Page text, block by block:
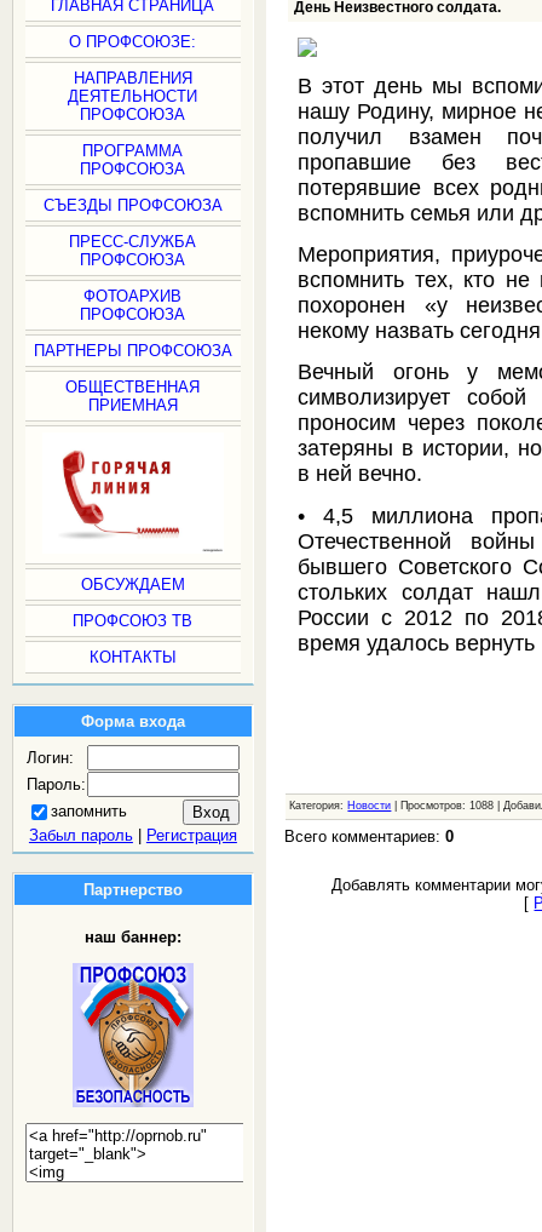
ГЛАВНАЯ СТРАНИЦА
О ПРОФСОЮЗЕ:
НАПРАВЛЕНИЯ
ДЕЯТЕЛЬНОСТИ
ПРОФСОЮЗА
ПРОГРАММА
ПРОФСОЮЗА
СЪЕЗДЫ ПРОФСОЮЗА
ПРЕСС-СЛУЖБА
ПРОФСОЮЗА
ФОТОАРХИВ
ПРОФСОЮЗА
ПАРТНЕРЫ ПРОФСОЮЗА
ОБЩЕСТВЕННАЯ
ПРИЕМНАЯ
ОБСУЖДАЕМ
ПРОФСОЮЗ ТВ
КОНТАКТЫ
Форма входа
Логин:
Пароль:
запомнить
Забыл пароль| Регистрация
Партнерство
наш баннер:
День Неизвестного солдата.
В этот день мы
нашу Родину, мирное
получил взамен
пропавшие без
потерявшие всех
вспомнить семья или
Мероприятия,
вспомнить тех, кто
похоронен «у
некому назвать
Вечный огонь у
символизирует
проносим через
затеряны в истории,
в ней вечно.
• 4,5 миллиона
Отечественной
бывшего Советского
стольких солдат
России с 2012 по
время удалось
Категория: Новости | Просмотров: 1088 |
Всего комментариев:0
Добавлять комментарии
[